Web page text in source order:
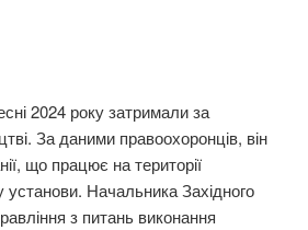
2024 року затримали за
За даними правоохоронців, він
що працює на території
установи. Начальника Західного
з питань виконання